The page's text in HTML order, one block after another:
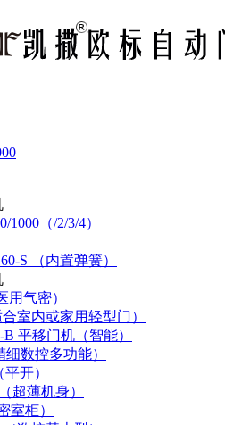
1000（/2/3/4）
S （内置弹簧）
用气密）
室内或家用轻型门）
B 平移门机（智能）
细数控多功能）
开）
超薄机身）
室柜）